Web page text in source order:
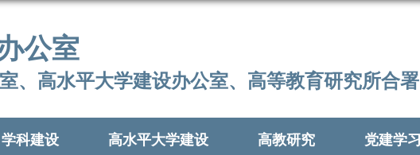
公室
、高水平大学建设办公室、高等教育研究所合署
学科建设 高水平大学建设 高教研究 党建学习